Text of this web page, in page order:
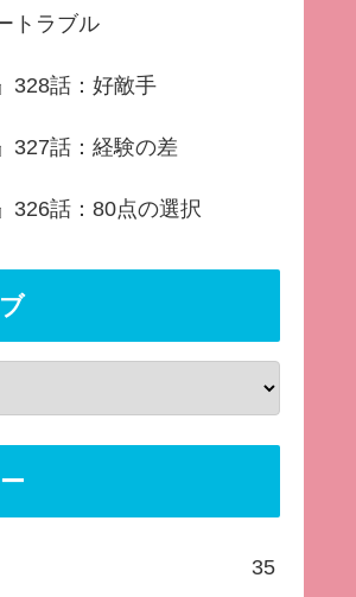
トラブル
328話：好敵手
327話：経験の差
326話：80点の選択
35